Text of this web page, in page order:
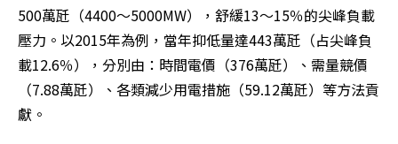
500萬瓩（4400～5000MW），舒緩13～15％的尖峰負載
壓力。以2015年為例，當年抑低量達443萬瓩（占尖峰負
載12.6％），分別由：時間電價（376萬瓩）、需量競價
（7.88萬瓩）、各類減少用電措施（59.12萬瓩）等方法貢
獻。